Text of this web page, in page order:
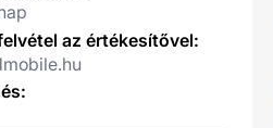
az értékesítővel: